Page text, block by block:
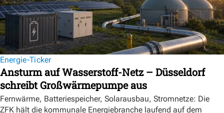
Energie-Ticker
Ansturm auf Wasserstoff-Netz – Düsseldorf
schreibt Großwärmepumpe aus
Fernwärme, Batteriespeicher, Solarausbau, Stromnetze: Die
ZFK hält die kommunale Energiebranche laufend auf dem